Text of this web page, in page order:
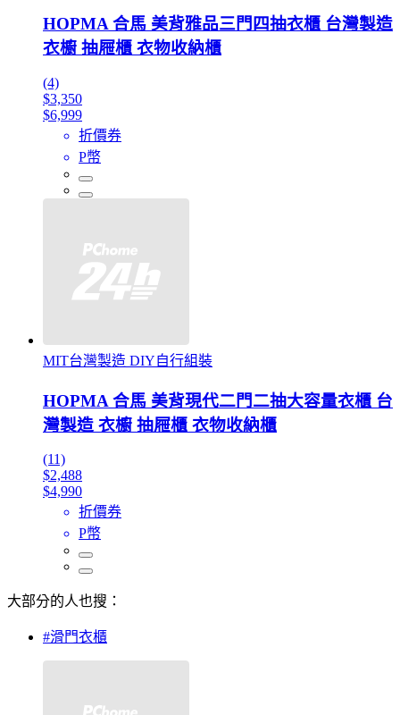
HOPMA 合馬 美背雅品三門四抽衣櫃 台灣製造
衣櫥 抽屜櫃 衣物收納櫃
(4)
$3,350
$6,999
折價券
P幣
MIT台灣製造 DIY自行組裝
HOPMA 合馬 美背現代二門二抽大容量衣櫃 台
灣製造 衣櫥 抽屜櫃 衣物收納櫃
(11)
$2,488
$4,990
折價券
P幣
大部分的人也搜：
#滑門衣櫃